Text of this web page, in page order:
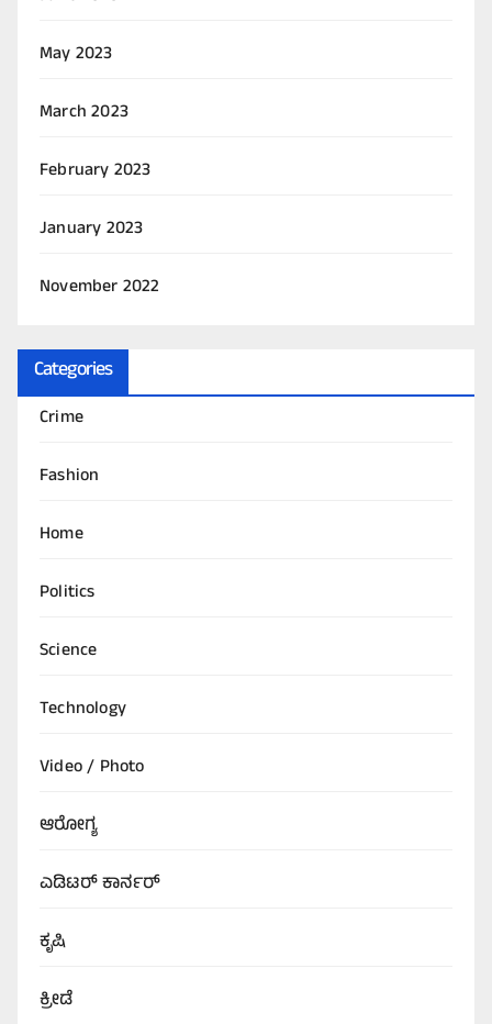
May 2023
March 2023
February 2023
January 2023
November 2022
Categories
Crime
Fashion
Home
Politics
Science
Technology
Video / Photo
ಆರೋಗ್ಯ
ಎಡಿಟರ್‌ ಕಾರ್ನರ್
ಕೃಷಿ
ಕ್ರೀಡೆ